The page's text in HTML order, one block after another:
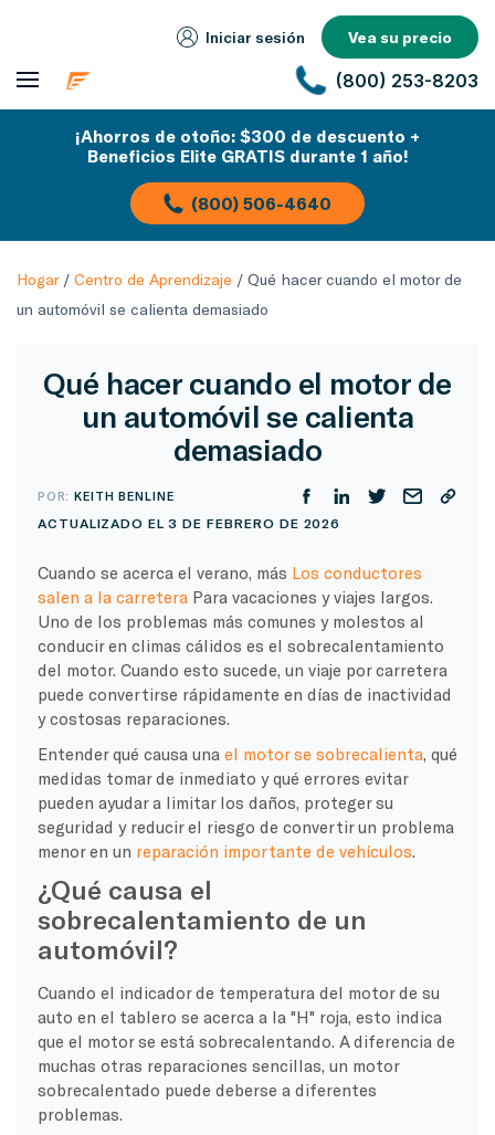
Iniciar sesión Vea su precio
(800) 253-8203
¡Ahorros de otoño: $300 de descuento +
Beneficios Elite GRATIS durante 1 año!
(800) 506-4640
Hogar/ Centro de Aprendizaje / Qué hacer cuando el motor de
un automóvil se calienta demasiado
Qué hacer cuando el motor de
un automóvil se calienta
demasiado
POR:KEITH BENLINE
ACTUALIZADO EL 3 DE FEBRERO DE 2026
Cuando se acerca el verano, más Los conductores
salen a la carreteraPara vacaciones y viajes largos.
Uno de los problemas más comunes y molestos al
conducir en climas cálidos es el sobrecalentamiento
del motor. Cuando esto sucede, un viaje por carretera
puede convertirse rápidamente en días de inactividad
y costosas reparaciones.
Entender qué causa una el motor se sobrecalienta, qué
medidas tomar de inmediato y qué errores evitar
pueden ayudar a limitar los daños, proteger su
seguridad y reducir el riesgo de convertir un problema
menor en un reparación importante de vehículos.
¿Qué causa el
sobrecalentamiento de un
automóvil?
Cuando el indicador de temperatura del motor de su
auto en el tablero se acerca a la "H" roja, esto indica
que el motor se está sobrecalentando. A diferencia de
muchas otras reparaciones sencillas, un motor
sobrecalentado puede deberse a diferentes
problemas.